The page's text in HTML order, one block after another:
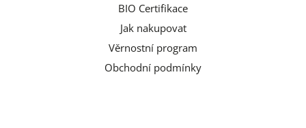
BIO Certifikace
Jak nakupovat
Věrnostní program
Obchodní podmínky